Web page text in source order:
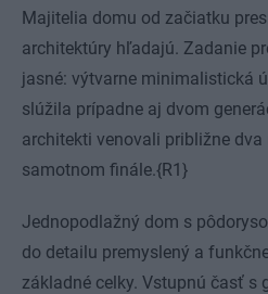
Majitelia domu od začiatku
architektúry hľadajú. Zadanie
jasné: výtvarne minimalistická
slúžila prípadne aj dvom
architekti venovali približne dva
samotnom finále.{R1}
Jednopodlažný dom s
do detailu premyslený a
základné celky. Vstupnú časť s